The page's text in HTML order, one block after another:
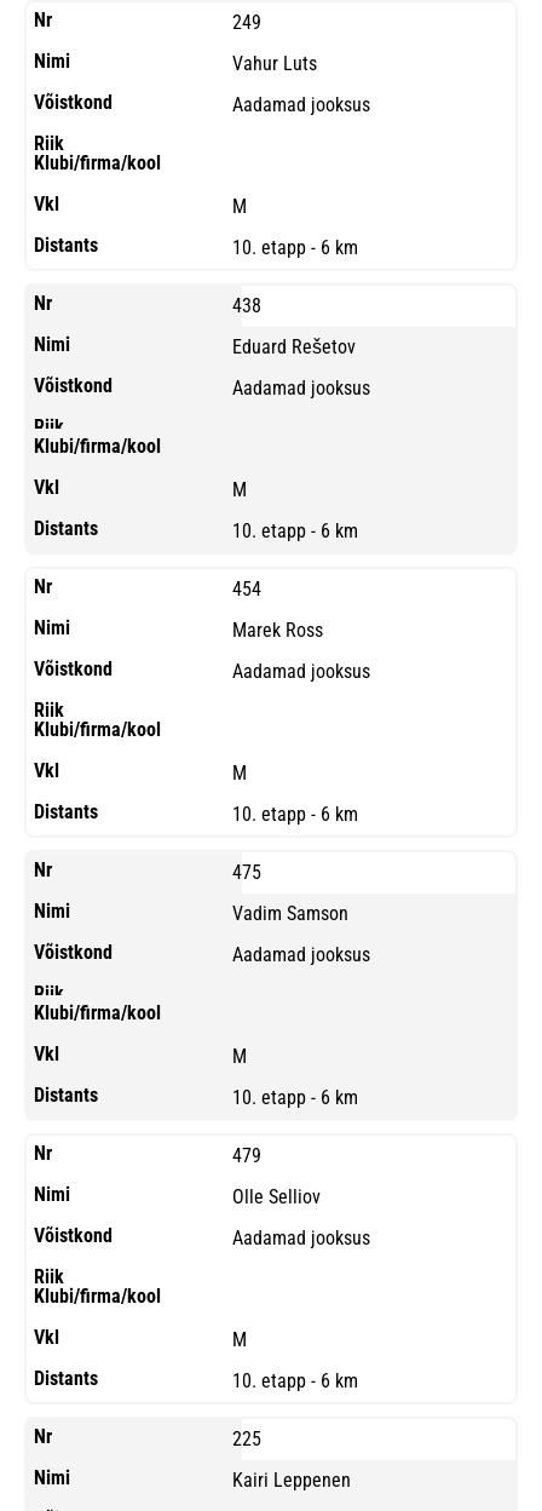
249
Vahur Luts
Aadamad jooksus
M
10. etapp - 6 km
438
Eduard Rešetov
Aadamad jooksus
M
10. etapp - 6 km
454
Marek Ross
Aadamad jooksus
M
10. etapp - 6 km
475
Vadim Samson
Aadamad jooksus
M
10. etapp - 6 km
479
Olle Selliov
Aadamad jooksus
M
10. etapp - 6 km
225
Kairi Leppenen